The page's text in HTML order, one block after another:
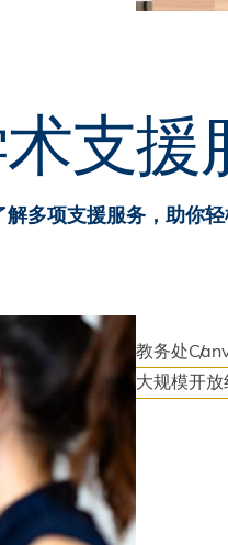
支援
解多项支援服务，助你
教务处
大规模开